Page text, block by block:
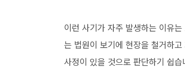
이런 사기가 자주 발생하는 이유
는 법원이 보기에 현장을 철거하
사정이 있을 것으로 판단하기 쉽습